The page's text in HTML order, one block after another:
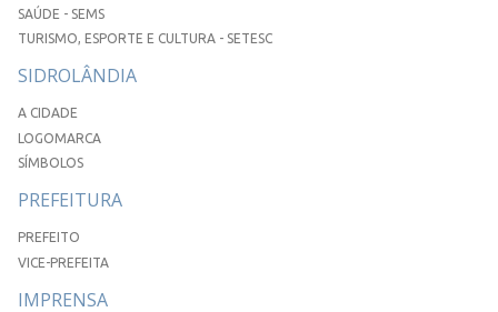
SAÚDE - SEMS
TURISMO, ESPORTE E CULTURA - SETESC
SIDROLÂNDIA
A CIDADE
LOGOMARCA
SÍMBOLOS
PREFEITURA
PREFEITO
VICE-PREFEITA
IMPRENSA